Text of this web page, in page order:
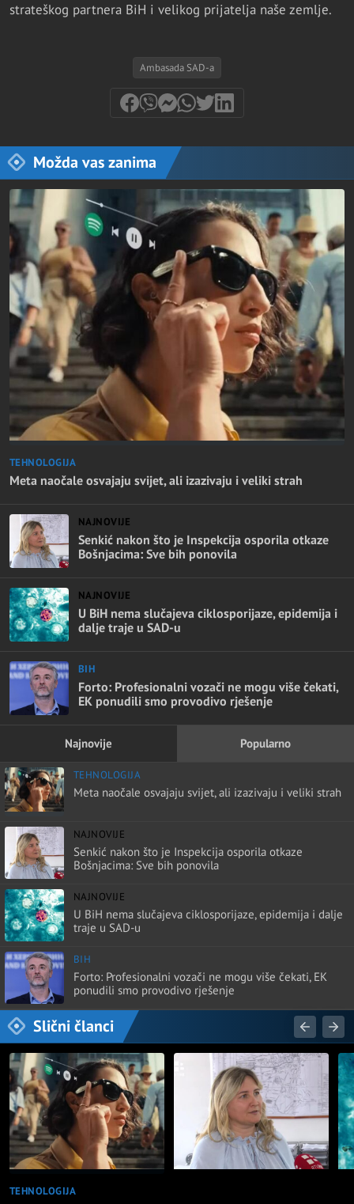
strateškog partnera BiH i velikog prijatelja naše zemlje.
Ambasada SAD-a
Možda vas zanima
TEHNOLOGIJA
Meta naočale osvajaju svijet, ali izazivaju i veliki strah
NAJNOVIJE
Senkić nakon što je Inspekcija osporila otkaze
Bošnjacima: Sve bih ponovila
NAJNOVIJE
U BiH nema slučajeva ciklosporijaze, epidemija i
dalje traje u SAD-u
BIH
Forto: Profesionalni vozači ne mogu više čekati,
EK ponudili smo provodivo rješenje
Najnovije Popularno
TEHNOLOGIJA
Meta naočale osvajaju svijet, ali izazivaju i veliki strah
NAJNOVIJE
Senkić nakon što je Inspekcija osporila otkaze
Bošnjacima: Sve bih ponovila
NAJNOVIJE
U BiH nema slučajeva ciklosporijaze, epidemija i dalje
traje u SAD-u
BIH
Forto: Profesionalni vozači ne mogu više čekati, EK
ponudili smo provodivo rješenje
Slični članci
TEHNOLOGIJA